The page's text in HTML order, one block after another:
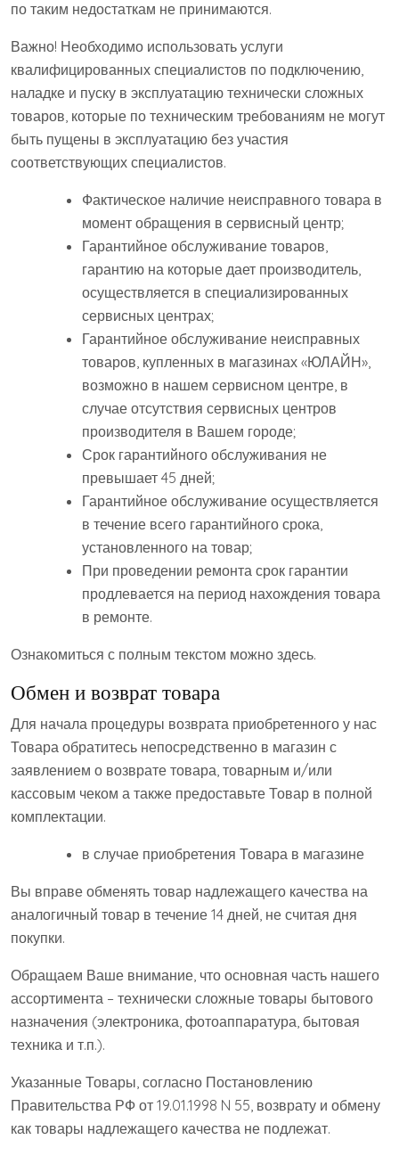
по таким недостаткам не принимаются.
Важно! Необходимо использовать услуги
квалифицированных специалистов по подключению,
наладке и пуску в эксплуатацию технически сложных
товаров, которые по техническим требованиям не могут
быть пущены в эксплуатацию без участия
соответствующих специалистов.
Фактическое наличие неисправного товара в
момент обращения в сервисный центр;
Гарантийное обслуживание товаров,
гарантию на которые дает производитель,
осуществляется в специализированных
сервисных центрах;
Гарантийное обслуживание неисправных
товаров, купленных в магазинах «ЮЛАЙН»,
возможно в нашем сервисном центре, в
случае отсутствия сервисных центров
производителя в Вашем городе;
Срок гарантийного обслуживания не
превышает 45 дней;
Гарантийное обслуживание осуществляется
в течение всего гарантийного срока,
установленного на товар;
При проведении ремонта срок гарантии
продлевается на период нахождения товара
в ремонте.
Ознакомиться с полным текстом можно здесь.
Обмен и возврат товара
Для начала процедуры возврата приобретенного у нас
Товара обратитесь непосредственно в магазин с
заявлением о возврате товара, товарным и/или
кассовым чеком а также предоставьте Товар в полной
комплектации.
в случае приобретения Товара в магазине
Вы вправе обменять товар надлежащего качества на
аналогичный товар в течение 14 дней, не считая дня
покупки.
Обращаем Ваше внимание, что основная часть нашего
ассортимента – технически сложные товары бытового
назначения (электроника, фотоаппаратура, бытовая
техника и т.п.).
Указанные Товары, согласно Постановлению
Правительства РФ от 19.01.1998 N 55, возврату и обмену
как товары надлежащего качества не подлежат.